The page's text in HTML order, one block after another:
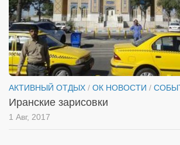
Конкурс «Колибри» 2016
Конкурс «Колибри» 2015
Конкурс «Колибри» 2014
Литературный конкурс «Я люблю
Конкурс «Колибри — детям!» 2014
Конкурс «Колибри» 2013
АКТИВНЫЙ ОТДЫХ / ОК НОВОСТИ /
Иранские зарисовки
1 Авг, 2017